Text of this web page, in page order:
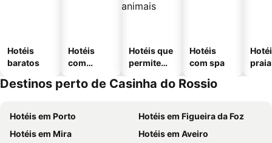
Hotéis
baratos
Hotéis
com
Hotéis que
permitem
Hotéis
com spa
praia
Destinos perto de Casinha do Rossio
Hotéis em Porto
Hotéis em Figueira da Foz
Hotéis em Mira
Hotéis em Aveiro